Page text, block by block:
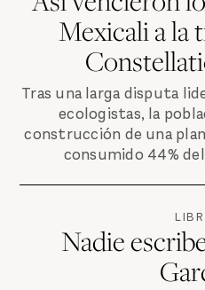
Mexicali a la
Tras una larga disputa
ecologistas, la
construcción de una
consumido 44%
Nadie